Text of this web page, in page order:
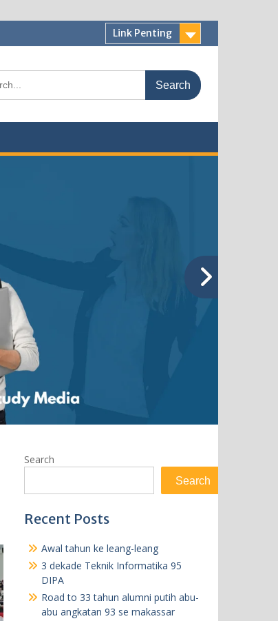
Link Penting
Search
Search
Recent Posts
Awal tahun ke leang-leang
3 dekade Teknik Informatika 95
DIPA
Road to 33 tahun alumni putih abu-
abu angkatan 93 se makassar